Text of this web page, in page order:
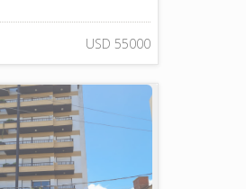
USD 55000